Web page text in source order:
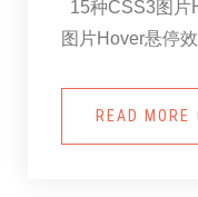
15种CSS3图片
图片Hover悬停
READ MORE